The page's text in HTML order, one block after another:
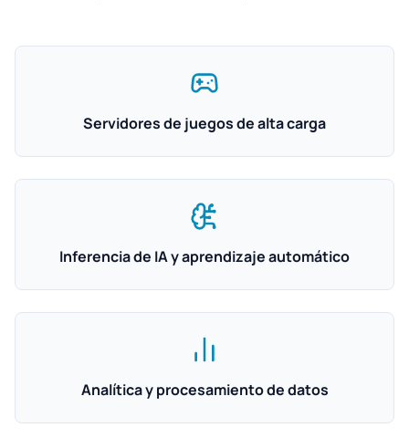
Servidores de juegos de alta carga
Inferencia de IA y aprendizaje automático
Analítica y procesamiento de datos